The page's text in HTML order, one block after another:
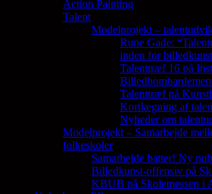
Action Painting
Talent
Modelprojekt –
Rune Gade:
inden for
Talenttræf 16 på
Talenttræf på
Kortlægning af
Nyheder om
Modelprojekt – Samarbejde
folkeskoler
Samarbejde batter! Ny
Billedkunst-offensiv på
KBUB på Skolemessen i